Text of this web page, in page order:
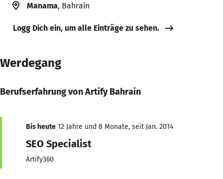
Manama, Bahrain
Logg Dich ein, um alle Einträge zu sehen.
Werdegang
Berufserfahrung von Artify Bahrain
Bis heute 12 Jahre und 8 Monate, seit Jan. 2014
SEO Specialist
Artify360